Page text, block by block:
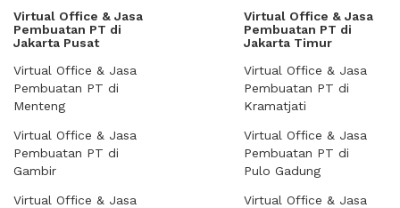
Virtual Office & Jasa
Pembuatan PT di
Jakarta Pusat
Virtual Office & Jasa
Pembuatan PT di
Menteng
Virtual Office & Jasa
Pembuatan PT di
Gambir
Virtual Office & Jasa
Virtual Office & Jasa
Pembuatan PT di
Jakarta Timur
Virtual Office & Jasa
Pembuatan PT di
Kramatjati
Virtual Office & Jasa
Pembuatan PT di
Pulo Gadung
Virtual Office & Jasa